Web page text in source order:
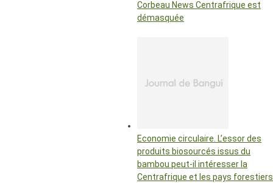
Corbeau News Centrafrique est
démasquée
Economie circulaire. L’essor des
produits biosourcés issus du
bambou peut-il intéresser la
Centrafrique et les pays forestiers